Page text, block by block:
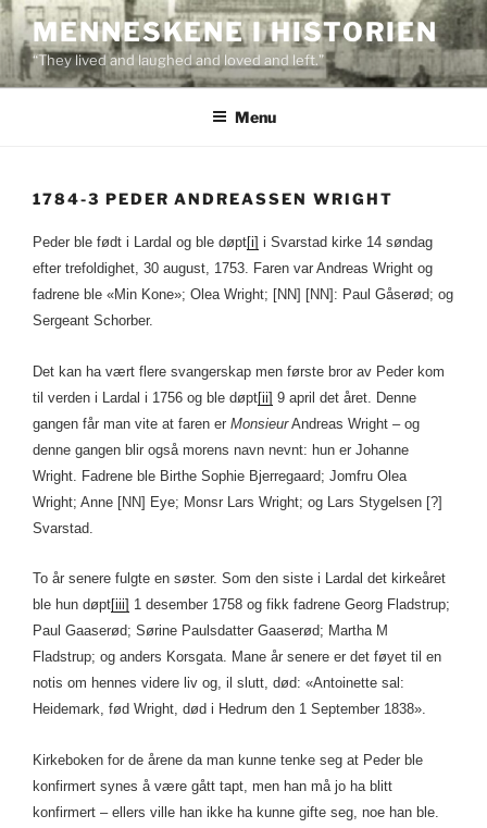
Skip
to
content
MENNESKENE I HISTORIEN
“They lived and laughed and loved and left.”
Menu
1784-3 PEDER ANDREASSEN WRIGHT
Peder ble født i Lardal og ble døpt[i] i Svarstad kirke 14 søndag
efter trefoldighet, 30 august, 1753. Faren var Andreas Wright og
fadrene ble «Min Kone»; Olea Wright; [NN] [NN]: Paul Gåserød; og
Sergeant Schorber.
Det kan ha vært flere svangerskap men første bror av Peder kom
til verden i Lardal i 1756 og ble døpt[ii] 9 april det året. Denne
gangen får man vite at faren er MonsieurAndreas Wright – og
denne gangen blir også morens navn nevnt: hun er Johanne
Wright. Fadrene ble Birthe Sophie Bjerregaard; Jomfru Olea
Wright; Anne [NN] Eye; Monsr Lars Wright; og Lars Stygelsen [?]
Svarstad.
To år senere fulgte en søster. Som den siste i Lardal det kirkeåret
ble hun døpt[iii] 1 desember 1758 og fikk fadrene Georg Fladstrup;
Paul Gaaserød; Sørine Paulsdatter Gaaserød; Martha M
Fladstrup; og anders Korsgata. Mane år senere er det føyet til en
notis om hennes videre liv og, il slutt, død: «Antoinette sal:
Heidemark, fød Wright, død i Hedrum den 1 September 1838».
Kirkeboken for de årene da man kunne tenke seg at Peder ble
konfirmert synes å være gått tapt, men han må jo ha blitt
konfirmert – ellers ville han ikke ha kunne gifte seg, noe han ble.